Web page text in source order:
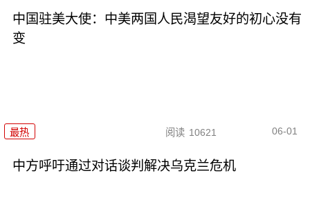
中国驻美大使：中美两国人民渴望友好的初心没有
变
最热 阅读 10621 06-01
中方呼吁通过对话谈判解决乌克兰危机